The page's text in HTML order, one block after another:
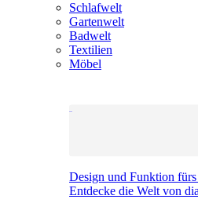
Schlafwelt
Gartenwelt
Badwelt
Textilien
Möbel
Design und Funktion
Entdecke die Welt von